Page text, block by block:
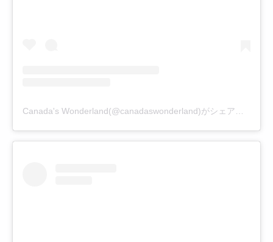
Canada's Wonderland(@canadaswonderland)がシェアした投稿